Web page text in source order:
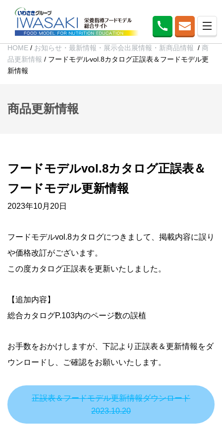
HOME / お知らせ・最新情報・展示会出展情報・新商品情報 / 商
品更新情報 / フードモデルvol.8カタログ正誤表＆フードモデル更
新情報
商品更新情報
フードモデルvol.8カタログ正誤表＆
フードモデル更新情報
2023年10月20日
フードモデルvol.8カタログにつきまして、掲載内容に誤り
や価格改訂がございます。
この度カタログ正誤表を更新いたしました。
【追加内容】
総合カタログP.103内のページ数の誤植
お手数をおかけしますが、下記より正誤表＆更新情報をダ
ウンロードし、ご確認をお願いいたします。
正誤表＆フードモデル更新情報ダウンロード
2023.10.20